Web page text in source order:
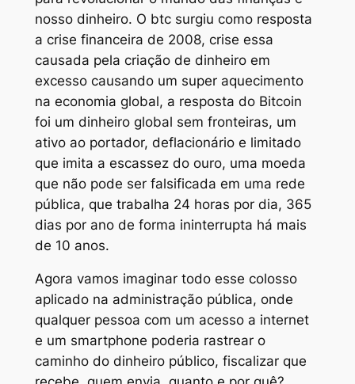
nosso dinheiro. O btc surgiu como resposta
a crise financeira de 2008, crise essa
causada pela criação de dinheiro em
excesso causando um super aquecimento
na economia global, a resposta do Bitcoin
foi um dinheiro global sem fronteiras, um
ativo ao portador, deflacionário e limitado
que imita a escassez do ouro, uma moeda
que não pode ser falsificada em uma rede
pública, que trabalha 24 horas por dia, 365
dias por ano de forma ininterrupta há mais
de 10 anos.
Agora vamos imaginar todo esse colosso
aplicado na administração pública, onde
qualquer pessoa com um acesso a internet
e um smartphone poderia rastrear o
caminho do dinheiro público, fiscalizar que